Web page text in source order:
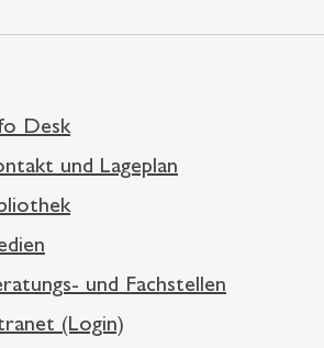
Desk
und Lageplan
und Fachstellen
(Login)